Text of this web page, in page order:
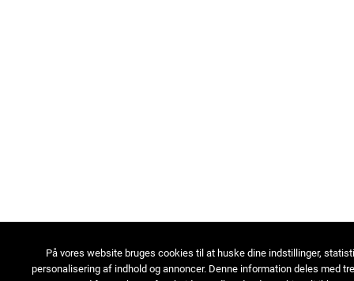
På vores website bruges cookies til at huske dine indstillinger,
personalisering af indhold og annoncer. Denne information deles med